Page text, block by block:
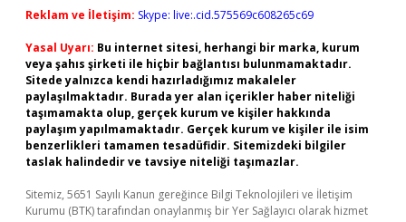
Reklam ve İletişim: Skype: live:.cid.575569c608265c69
Yasal Uyarı: Bu internet sitesi, herhangi bir marka, kurum
veya şahıs şirketi ile hiçbir bağlantısı bulunmamaktadır.
Sitede yalnızca kendi hazırladığımız makaleler
paylaşılmaktadır. Burada yer alan içerikler haber niteliği
taşımamakta olup, gerçek kurum ve kişiler hakkında
paylaşım yapılmamaktadır. Gerçek kurum ve kişiler ile isim
benzerlikleri tamamen tesadüfidir. Sitemizdeki bilgiler
taslak halindedir ve tavsiye niteliği taşımazlar.
Sitemiz, 5651 Sayılı Kanun gereğince Bilgi Teknolojileri ve İletişim
Kurumu (BTK) tarafından onaylanmış bir Yer Sağlayıcı olarak hizmet